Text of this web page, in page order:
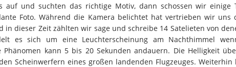
und suchten das richtige Motiv, dann schossen wir einige
Foto. Während die Kamera belichtet hat vertrieben wir uns
in dieser Zeit zählten wir sage und schreibe 14 Satelieten von
es sich um eine Leuchterscheinung am Nachthimmel
kann 5 bis 20 Sekunden andauern. Die Helligkeit
Scheinwerfern eines großen landenden Flugzeuges.